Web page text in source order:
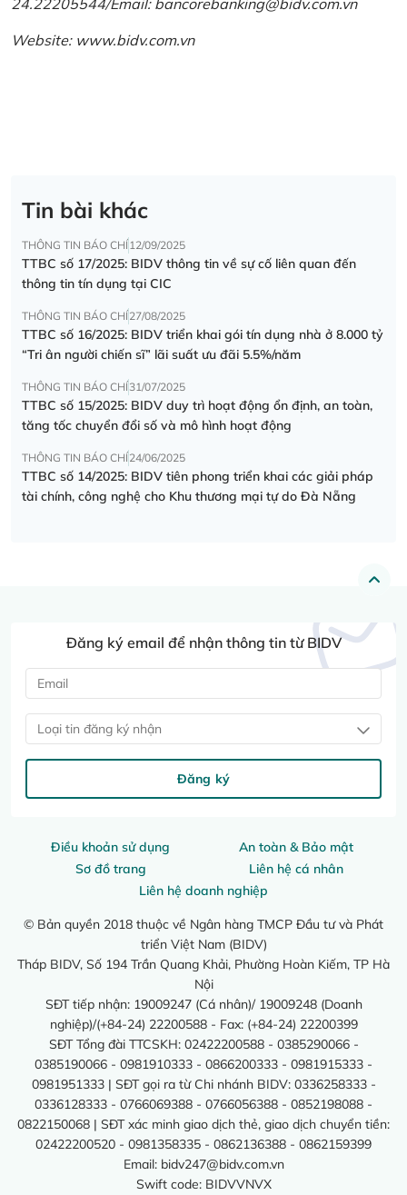
24.22205544/Email: bancorebanking@bidv.com.vn
Website: www.bidv.com.vn
Tin bài khác
THÔNG TIN BÁO CHÍ12/09/2025
TTBC số 17/2025: BIDV thông tin về sự cố liên quan đến
thông tin tín dụng tại CIC
THÔNG TIN BÁO CHÍ27/08/2025
TTBC số 16/2025: BIDV triển khai gói tín dụng nhà ở 8.000 tỷ
“Tri ân người chiến sĩ” lãi suất ưu đãi 5.5%/năm
THÔNG TIN BÁO CHÍ31/07/2025
TTBC số 15/2025: BIDV duy trì hoạt động ổn định, an toàn,
tăng tốc chuyển đổi số và mô hình hoạt động
THÔNG TIN BÁO CHÍ24/06/2025
TTBC số 14/2025: BIDV tiên phong triển khai các giải pháp
tài chính, công nghệ cho Khu thương mại tự do Đà Nẵng
Điều khoản sử dụng
An toàn & Bảo mật
Sơ đồ trang
Liên hệ cá nhân
Liên hệ doanh nghiệp
© Bản quyền 2018 thuộc về Ngân hàng TMCP Đầu tư và Phát
triển Việt Nam (BIDV)
Tháp BIDV, Số 194 Trần Quang Khải, Phường Hoàn Kiếm, TP Hà
Nội
SĐT tiếp nhận: 19009247 (Cá nhân)/ 19009248 (Doanh
nghiệp)/(+84-24) 22200588 - Fax: (+84-24) 22200399
SĐT Tổng đài TTCSKH: 02422200588 - 0385290066 -
0385190066 - 0981910333 - 0866200333 - 0981915333 -
0981951333 | SĐT gọi ra từ Chi nhánh BIDV: 0336258333 -
0336128333 - 0766069388 - 0766056388 - 0852198088 -
0822150068 | SĐT xác minh giao dịch thẻ, giao dịch chuyển tiền:
02422200520 - 0981358335 - 0862136388 - 0862159399
Email: bidv247@bidv.com.vn
Swift code: BIDVVNVX
Đăng ký email để nhận thông tin từ BIDV
Loại tin đăng ký nhận
Đăng ký